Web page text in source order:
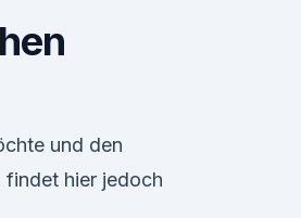
und den
findet hier jedoch